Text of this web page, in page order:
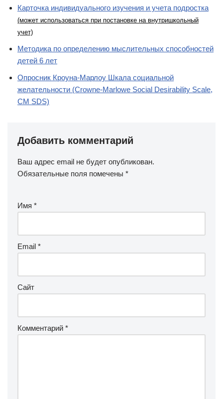
Карточка индивидуального изучения и учета подростка
(может использоваться при постановке на внутришкольный
учет)
Методика по определению мыслительных способностей
детей 6 лет
Опросник Кроуна-Марлоу Шкала социальной
желательности (Crowne-Marlowe Social Desirability Scale,
CM SDS)
Добавить комментарий
Ваш адрес email не будет опубликован.
Обязательные поля помечены *
Имя *
Email *
Сайт
Комментарий *